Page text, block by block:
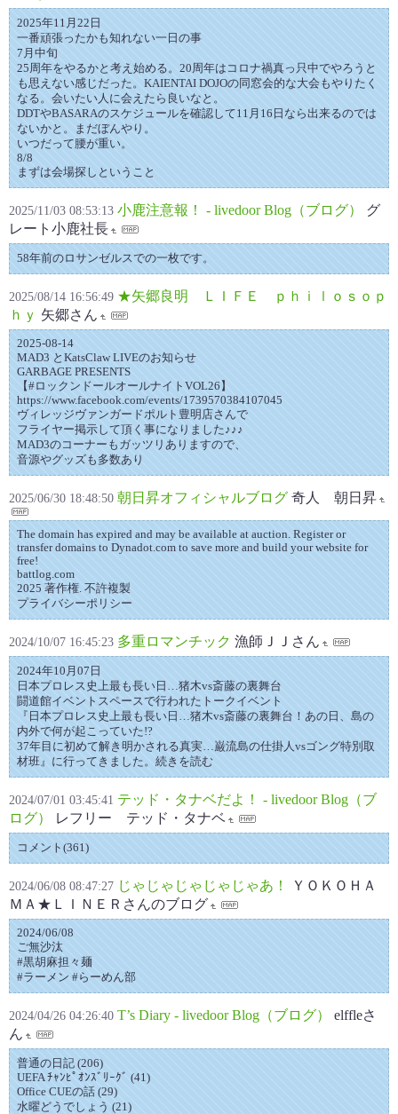
2025年11月22日
一番頑張ったかも知れない一日の事
7月中旬
25周年をやるかと考え始める。20周年はコロナ禍真っ只中でやろうと
も思えない感じだった。KAIENTAI DOJO‬の同窓会的な大会もやりたく
なる。会いたい人に会えたら良いなと。
DDTやBASARAのスケジュールを確認して11月16日なら出来るのでは
ないかと。まだぼんやり。
いつだって腰が重い。
8/8
まずは会場探しということ
2025/11/03 08:53:13 小鹿注意報！ - livedoor Blog（ブログ）
グ
レート小鹿社長
58年前のロサンゼルスでの一枚です。
2025/08/14 16:56:49 ★矢郷良明 ＬＩＦＥ ｐｈｉｌｏｓｏｐ
ｈｙ 矢郷さん
2025-08-14
MAD3 とKatsClaw LIVEのお知らせ
GARBAGE PRESENTS
【#ロックンドールオールナイトVOL26】
https://www.facebook.com/events/1739570384107045
ヴィレッジヴァンガードポルト豊明店さんで
フライヤー掲示して頂く事になりました♪♪♪
MAD3のコーナーもガッツリありますので、
音源やグッズも多数あり
2025/06/30 18:48:50 朝日昇オフィシャルブログ 奇人 朝日昇
The domain has expired and may be available at auction. Register or
transfer domains to Dynadot.com to save more and build your website for
free!
battlog.com
2025 著作権. 不許複製
プライバシーポリシー
2024/10/07 16:45:23 多重ロマンチック 漁師ＪＪさん
2024年10月07日
日本プロレス史上最も長い日…猪木vs斎藤の裏舞台
闘道館イベントスペースで行われたトークイベント
『日本プロレス史上最も長い日…猪木vs斎藤の裏舞台！あの日、島の
内外で何が起こっていた!?
37年目に初めて解き明かされる真実…巌流島の仕掛人vsゴング特別取
材班』に行ってきました。続きを読む
2024/07/01 03:45:41 テッド・タナベだよ！ - livedoor Blog（ブ
ログ）
レフリー テッド・タナベ
コメント(361)
2024/06/08 08:47:27 じゃじゃじゃじゃじゃあ！
ＹＯＫＯＨＡ
ＭＡ★ＬＩＮＥＲさんのブログ
2024/06/08
ご無沙汰
#黒胡麻担々麺
#ラーメン #らーめん部
2024/04/26 04:26:40 T’s Diary - livedoor Blog（ブログ）
elffleさ
ん
普通の日記 (206)
UEFA ﾁｬﾝﾋﾟｵﾝｽﾞﾘｰｸﾞ (41)
Office CUEの話 (29)
水曜どうでしょう (21)